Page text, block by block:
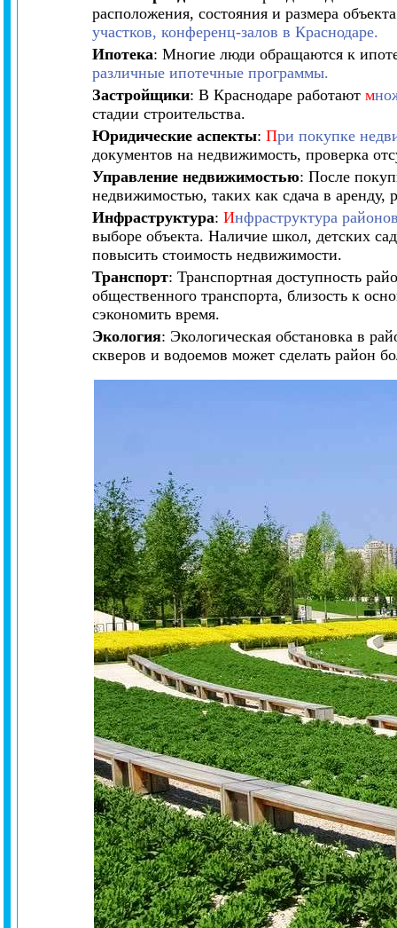
расположения, состояния и размера
участков, конференц-залов в Краснодаре.
Ипотека: Многие люди обращаются к
различные ипотечные программы.
Застройщики: В Краснодаре работаютм
стадии строительства.
Юридические аспекты:При покупке
документов на недвижимость, проверка
Управление недвижимостью: После
недвижимостью, таких как сдача в аренду,
Инфраструктура:Инфраструктура
выборе объекта. Наличие школ, детских
повысить стоимость недвижимости.
Транспорт: Транспортная доступность
общественного транспорта, близость к
сэкономить время.
Экология: Экологическая обстановка в
скверов и водоемов может сделать район